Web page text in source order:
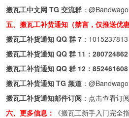
搬瓦工中文网 TG 交流群 ：
五、搬瓦工补货通知（禁言，仅推送优
搬瓦工补货通知 QQ 群 7 ： 1015237813
搬瓦工补货通知 QQ 群 11： 280724862
搬瓦工补货通知 QQ 群 12： 852461608
搬瓦工补货通知 TG 频道 ：
搬瓦工补货通知邮件订阅 ： 点击查看订
六、更多信息：
《搬瓦工新手入门完全